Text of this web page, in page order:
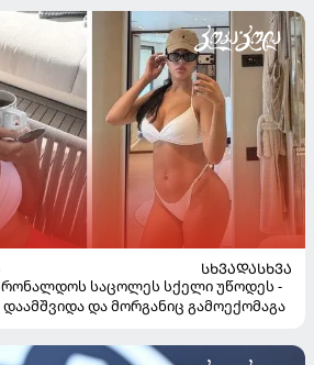
ᲡᲮᲕᲐᲓᲐᲡᲮᲕᲐ
რონალდოს საცოლეს სქელი უწოდეს -
და მორგანიც გამოექომაგა